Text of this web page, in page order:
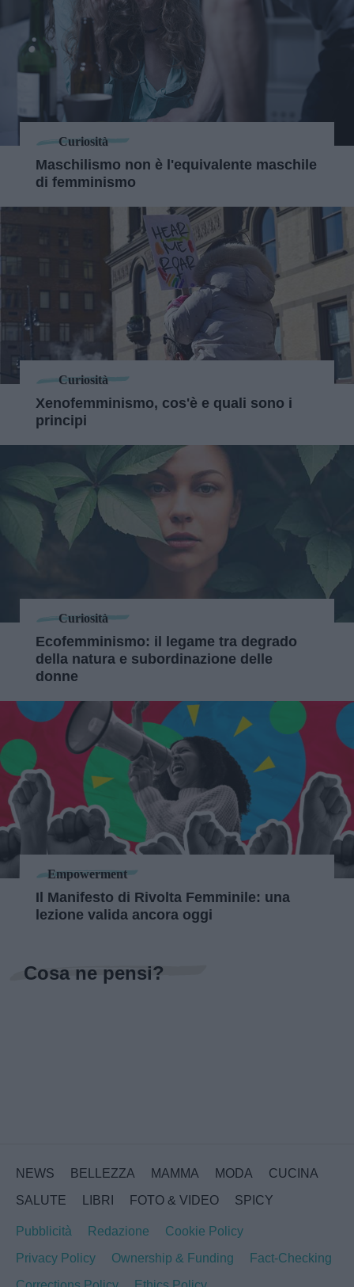
Curiosità
Maschilismo non è l'equivalente maschile
di femminismo
Curiosità
Xenofemminismo, cos'è e quali sono i
principi
Curiosità
Ecofemminismo: il legame tra degrado
della natura e subordinazione delle
donne
Empowerment
Il Manifesto di Rivolta Femminile: una
lezione valida ancora oggi
Cosa ne pensi?
NEWS BELLEZZA MAMMA MODA
CUCINA
SALUTE
LIBRI FOTO & VIDEO SPICY
Pubblicità Redazione
Cookie Policy
Privacy Policy
Ownership & Funding
Fact-Checking